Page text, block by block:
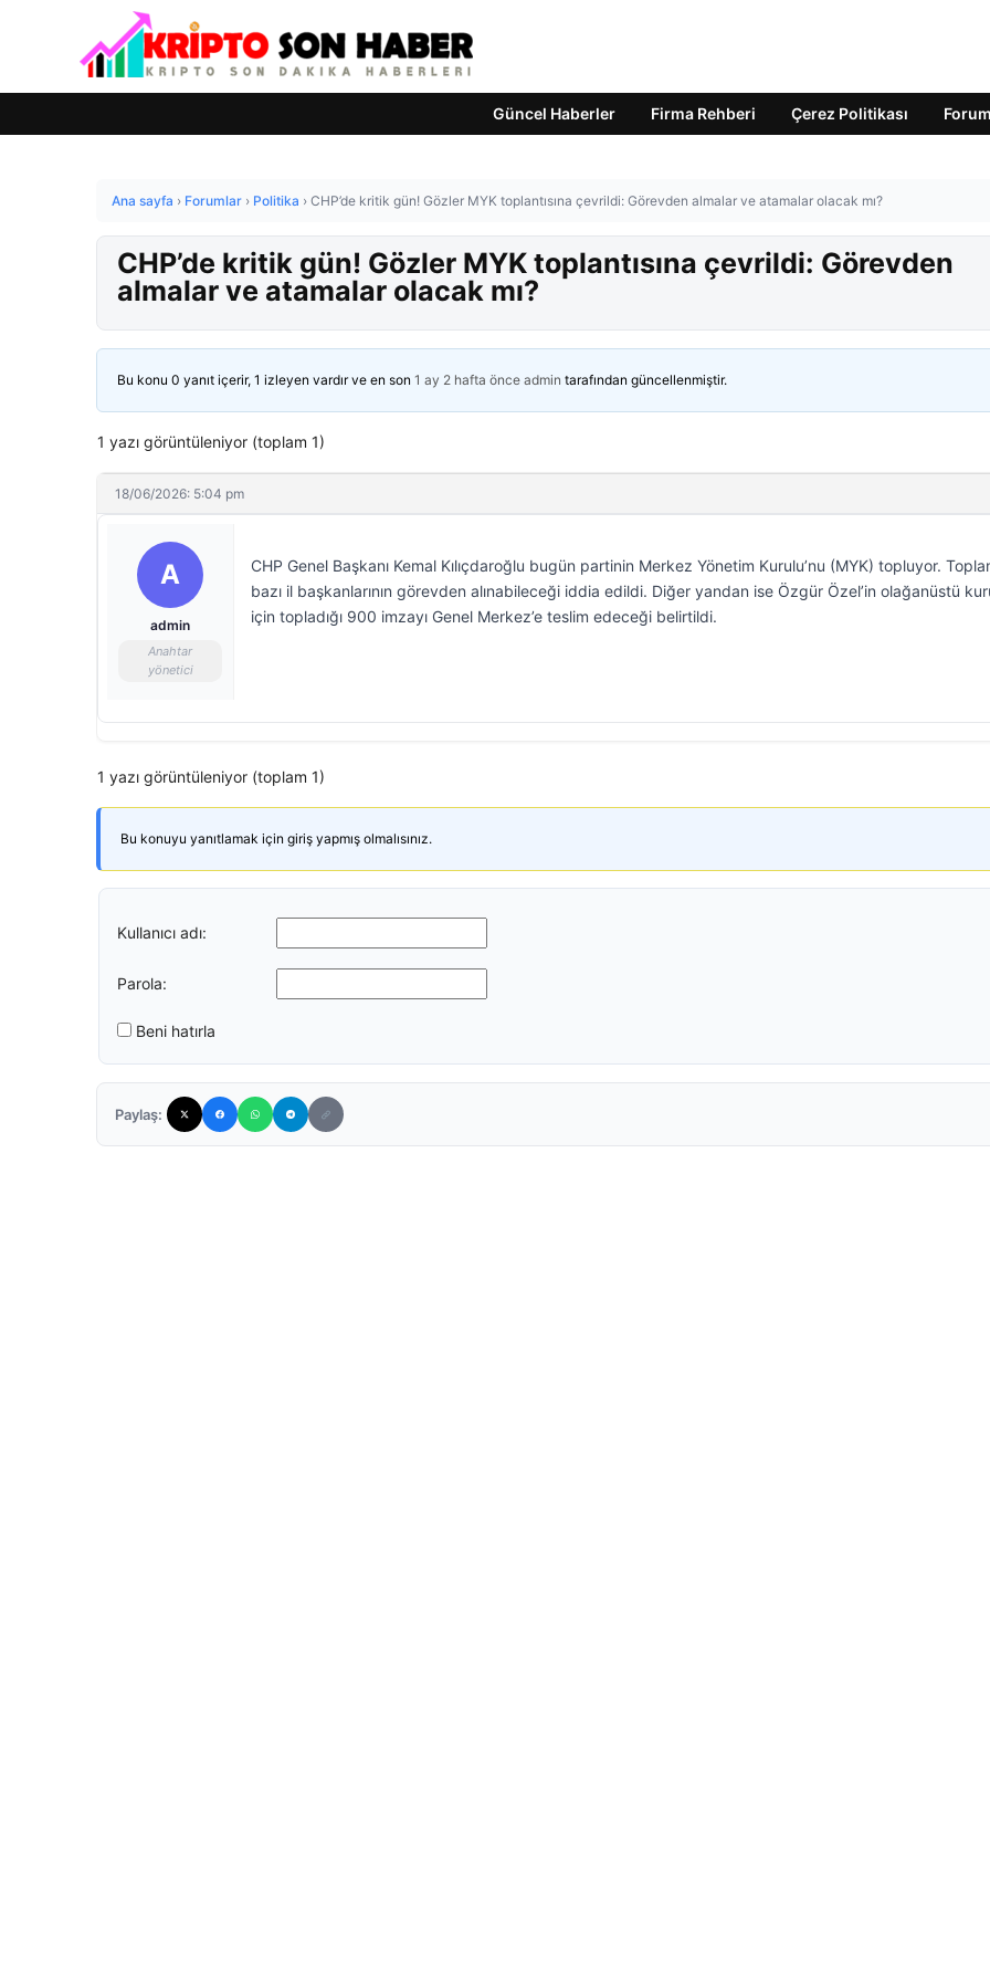
Güncel Haberler Firma Rehberi Çerez Politikası Forum
Ana sayfa › Forumlar › Politika › CHP’de kritik gün! Gözler MYK toplantısına çevrildi: Görevden almalar ve atamalar olacak mı?
CHP’de kritik gün! Gözler MYK toplantısına çevrildi: Görevden
almalar ve atamalar olacak mı?
Bu konu 0 yanıt içerir, 1 izleyen vardır ve en son 1 ay 2 hafta önce admin tarafından güncellenmiştir.
1 yazı görüntüleniyor (toplam 1)
18/06/2026: 5:04 pm
A
admin
Anahtar
yönetici
CHP Genel Başkanı Kemal Kılıçdaroğlu bugün partinin Merkez Yönetim Kurulu’nu (MYK) topluyor.
bazı il başkanlarının görevden alınabileceği iddia edildi. Diğer yandan ise Özgür Özel’in olağanüstü
için topladığı 900 imzayı Genel Merkez’e teslim edeceği belirtildi.
1 yazı görüntüleniyor (toplam 1)
Bu konuyu yanıtlamak için giriş yapmış olmalısınız.
Kullanıcı adı:
Parola:
Beni hatırla
Paylaş: